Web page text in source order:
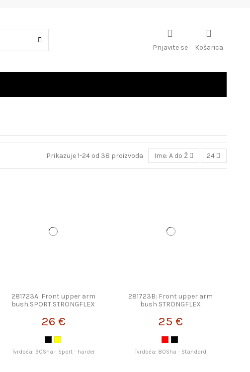
Prijavite se Košarica
Prikazuje 1-24 od 38 proizvoda Ime: A do Ž 24
281723A: Front upper arm
bush SPORT STRONGFLEX
26 €
Tvrdoća: 90Sha - Sport - harder
281723B: Front upper arm
bush STRONGFLEX
25 €
Tvrdoća: 80Sha - Standard